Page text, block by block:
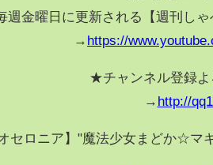
週金曜日に更新される【週刊し
→ https://
★チャンネル登録よ
→ http://
オセロニア】"魔法少女まどか☆マ